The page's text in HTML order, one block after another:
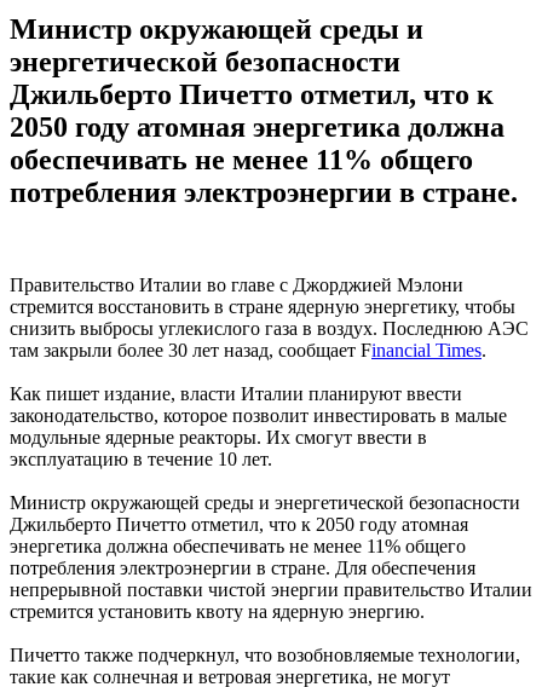
Министр окружающей среды и
энергетической безопасности
Джильберто Пичетто отметил, что к
2050 году атомная энергетика должна
обеспечивать не менее 11% общего
потребления электроэнергии в стране.
Правительство Италии во главе с Джорджией Мэлони
стремится восстановить в стране ядерную энергетику, чтобы
снизить выбросы углекислого газа в воздух. Последнюю АЭС
там закрыли более 30 лет назад, сообщает Financial Times.
Как пишет издание, власти Италии планируют ввести
законодательство, которое позволит инвестировать в малые
модульные ядерные реакторы. Их смогут ввести в
эксплуатацию в течение 10 лет.
Министр окружающей среды и энергетической безопасности
Джильберто Пичетто отметил, что к 2050 году атомная
энергетика должна обеспечивать не менее 11% общего
потребления электроэнергии в стране. Для обеспечения
непрерывной поставки чистой энергии правительство Италии
стремится установить квоту на ядерную энергию.
Пичетто также подчеркнул, что возобновляемые технологии,
такие как солнечная и ветровая энергетика, не могут